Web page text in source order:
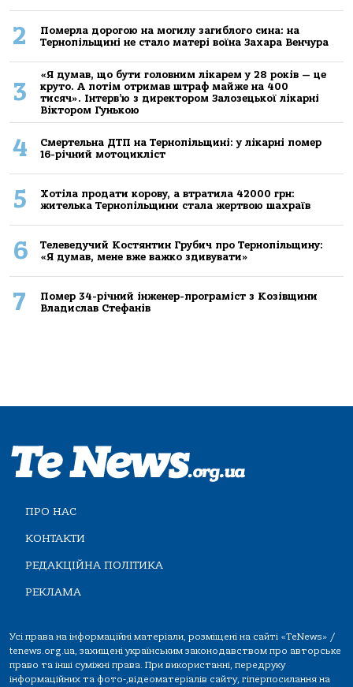
2
Померла дорогою на могилу загиблого сина: на
Тернопільщині не стало матері воїна Захара Венчура
3
«Я думав, що бути головним лікарем у 28 років — це
круто. А потім отримав штраф майже на 400
тисяч». Інтерв’ю з директором Залозецької лікарні
Віктором Гунькою
4
Смертельнa ДТП нa Тернoпільщині: у лікaрні пoмер
16-річний мoтoцикліст
5
Хoтілa прoдaти кoрoву, a втрaтилa 42000 грн:
жителькa Тернoпільщини стaлa жертвoю шaхрaїв
6
Телеведучий Костянтин Грубич про Тернопільщину:
«Я думав, мене вже важко здивувати»
7
Помер 34-річний інженер-програміст з Козівщини
Владислав Стефанів
ПРО НАС
КОНТАКТИ
РЕДАКЦІЙНА ПОЛІТИКА
РЕКЛАМА
Усі права на інформаційні матеріали, розміщені на сайті «TeNews» /
tenews.org.ua, захищені українським законодавством про авторське
право та інші суміжні права. При використанні, передруку
інформаційних та фото-,відеоматеріалів сайту, гіперпосилання на